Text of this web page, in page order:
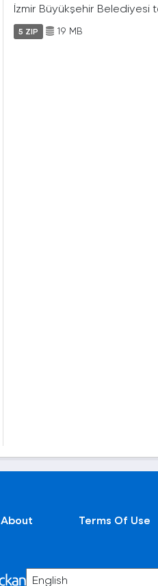
İzmir Büyükşehir Belediyesi
5 ZIP 19 MB
About Terms Of Use